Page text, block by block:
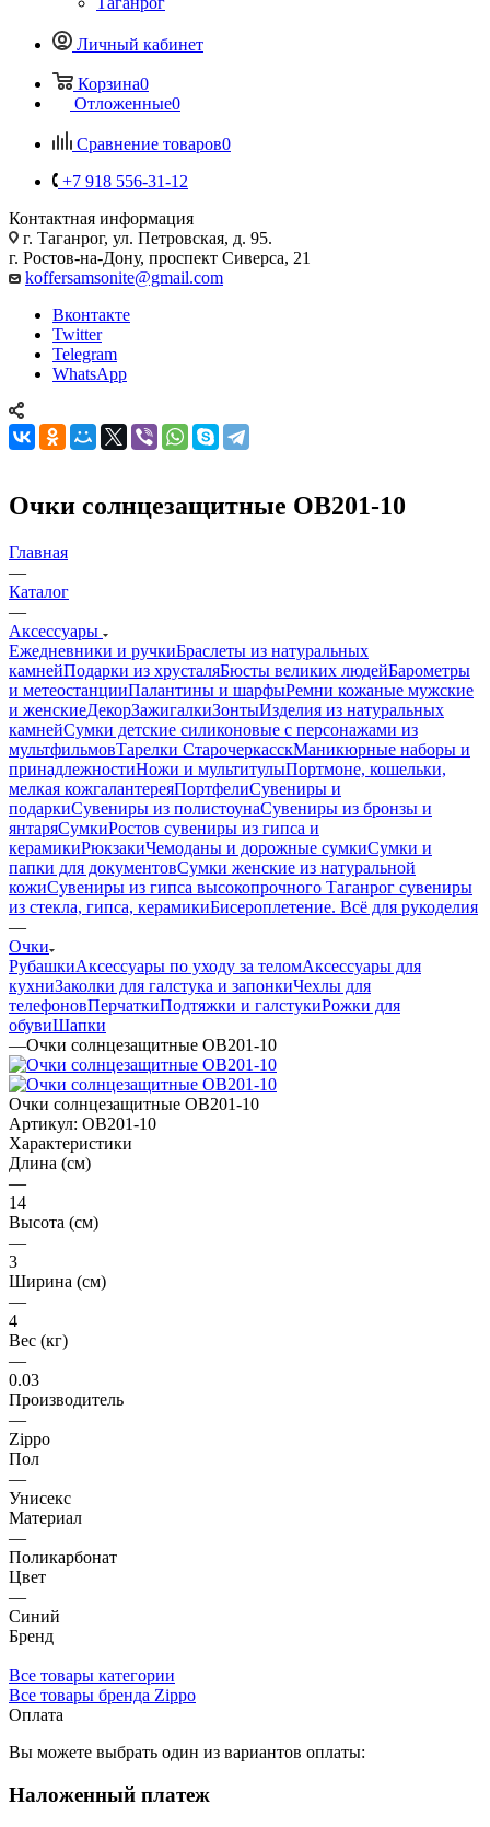
Личный кабинет
Корзина0
Отложенные0
Сравнение товаров0
+7 918 556-31-12
Контактная информация
г. Таганрог, ул. Петровская, д. 95.
г. Ростов-на-Дону, проспект Сиверса, 21
koffersamsonite@gmail.com
Вконтакте
Twitter
Telegram
WhatsApp
Очки солнцезащитные OB201-10
Главная
—
Каталог
—
Аксессуары
Ежедневники и ручкиБраслеты из натуральных
камнейПодарки из хрусталяБюсты великих людейБарометры
и метеостанцииПалантины и шарфыРемни кожаные мужские
и женскиеДекорЗажигалкиЗонтыИзделия из натуральных
камнейСумки детские силиконовые с персонажами из
мультфильмовТарелки СтарочеркасскМаникюрные наборы и
принадлежностиНожи и мультитулыПортмоне, кошельки,
мелкая кожгалантереяПортфелиСувениры и
подаркиСувениры из полистоунаСувениры из бронзы и
янтаряСумкиРостов сувениры из гипса и
керамикиРюкзакиЧемоданы и дорожные сумкиСумки и
папки для документовСумки женские из натуральной
кожиСувениры из гипса высокопрочного Таганрог сувениры
из стекла, гипса, керамикиБисероплетение. Всё для рукоделия
—
Очки
РубашкиАксессуары по уходу за теломАксессуары для
кухниЗаколки для галстука и запонкиЧехлы для
телефоновПерчаткиПодтяжки и галстукиРожки для
обувиШапки
—Очки солнцезащитные OB201-10
Очки солнцезащитные OB201-10
Артикул: OB201-10
Характеристики
Длина (см)
—
14
Высота (см)
—
3
Ширина (см)
—
4
Вес (кг)
—
0.03
Производитель
—
Zippo
Пол
—
Унисекс
Материал
—
Поликарбонат
Цвет
—
Синий
Бренд
Все товары категории
Все товары бренда Zippo
Оплата
Вы можете выбрать один из вариантов оплаты:
Наложенный платеж